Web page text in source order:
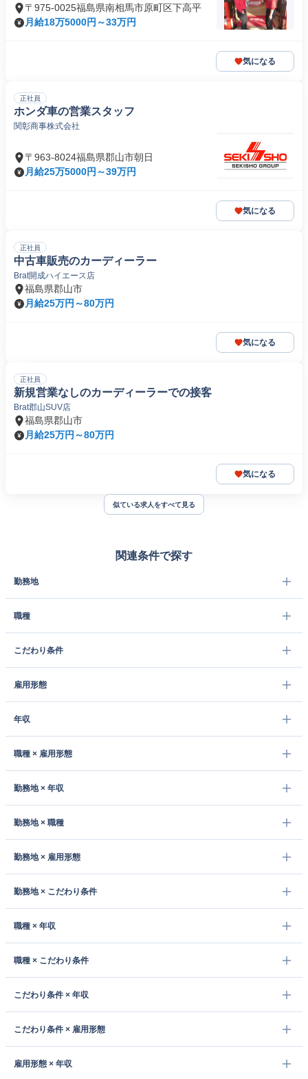
〒975-0025福島県南相馬市原町区下高平
月給18万5000円～33万円
気になる
正社員
ホンダ車の営業スタッフ
関彰商事株式会社
〒963-8024福島県郡山市朝日
月給25万5000円～39万円
気になる
正社員
中古車販売のカーディーラー
Brat開成ハイエース店
福島県郡山市
月給25万円～80万円
気になる
正社員
新規営業なしのカーディーラーでの接客
Brat郡山SUV店
福島県郡山市
月給25万円～80万円
気になる
似ている求人をすべて見る
関連条件で探す
勤務地
職種
こだわり条件
雇用形態
年収
職種 × 雇用形態
勤務地 × 年収
勤務地 × 職種
勤務地 × 雇用形態
勤務地 × こだわり条件
職種 × 年収
職種 × こだわり条件
こだわり条件 × 年収
こだわり条件 × 雇用形態
雇用形態 × 年収